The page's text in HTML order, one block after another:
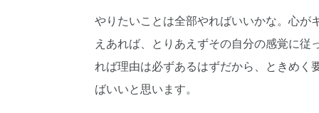
やりたいことは全部やればいいかな。心が
えあれば、とりあえずその自分の感覚に
れば理由は必ずあるはずだから、ときめく
ばいいと思います。